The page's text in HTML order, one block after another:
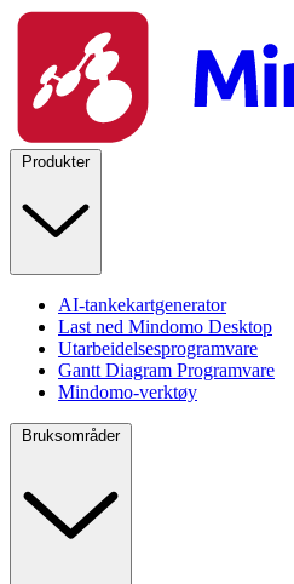
Produkter
AI-tankekartgenerator
Last ned Mindomo Desktop
Utarbeidelsesprogramvare
Gantt Diagram Programvare
Mindomo-verktøy
Bruksområder